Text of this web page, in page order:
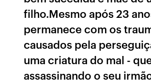
filho.Mesmo após 23
permanece com os
causados pela
uma criatura do mal -
assassinando o seu